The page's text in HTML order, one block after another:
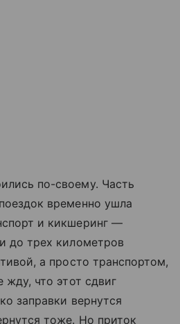
по-своему. Часть
временно ушла
и кикшеринг —
до трех километров
а просто транспортом,
жду, что этот сдвиг
заправки вернутся
тоже. Но приток